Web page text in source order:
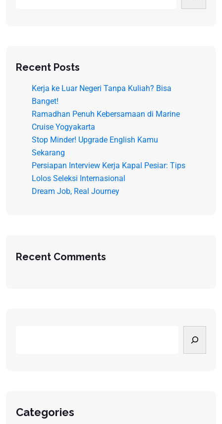
Recent Posts
Kerja ke Luar Negeri Tanpa Kuliah? Bisa
Banget!
Ramadhan Penuh Kebersamaan di Marine
Cruise Yogyakarta
Stop Minder! Upgrade English Kamu
Sekarang
Persiapan Interview Kerja Kapal Pesiar: Tips
Lolos Seleksi Internasional
Dream Job, Real Journey
Recent Comments
Categories